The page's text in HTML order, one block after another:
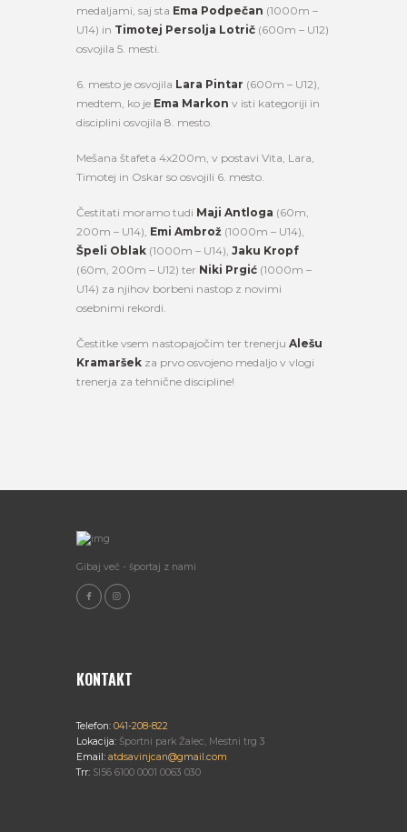
medaljami, saj sta Ema Podpečan (1000m –
U14) in Timotej Persolja Lotrič (600m – U12)
osvojila 5. mesti.
6. mesto je osvojila Lara Pintar (600m – U12),
medtem, ko je Ema Markon v isti kategoriji in
disciplini osvojila 8. mesto.
Mešana štafeta 4x200m, v postavi Vita, Lara,
Timotej in Oskar so osvojili 6. mesto.
Čestitati moramo tudi Maji Antloga (60m,
200m – U14), Emi Ambrož (1000m – U14),
Špeli Oblak (1000m – U14), Jaku Kropf
(60m, 200m – U12) ter Niki Prgić (1000m –
U14) za njihov borbeni nastop z novimi
osebnimi rekordi.
Čestitke vsem nastopajočim ter trenerju Alešu
Kramaršek za prvo osvojeno medaljo v vlogi
trenerja za tehnične discipline!
Gibaj več - športaj z nami
KONTAKT
Telefon: 041-208-822
Lokacija: Športni park Žalec, Mestni trg 3
Email: atdsavinjcan@gmail.com
Trr: SI56 6100 0001 0063 030